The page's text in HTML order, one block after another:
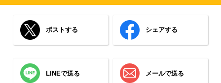
ポストする シェアする
LINEで送る メールで送る